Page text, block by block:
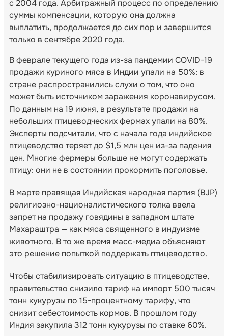
с 2004 года. Арбитражный процесс по определению
суммы компенсации, которую она должна
выплатить, продолжается до сих пор и завершится
только в сентябре 2020 года.
В феврале текущего года из-за пандемии COVID-19
продажи куриного мяса в Индии упали на 50%: в
стране распространились слухи о том, что оно
может быть источником заражения коронавирусом.
По данным на 19 июня, в результате продажи на
небольших птицеводческих фермах упали на 80%.
Эксперты подсчитали, что с начала года индийское
птицеводство теряет до $1,5 млн цен из-за падения
цен. Многие фермеры больше не могут содержать
птицу: они не в состоянии прокормить поголовье.
В марте правящая Индийская народная партия (BJP)
религиозно-националистического толка ввела
запрет на продажу говядины в западном штате
Махараштра — как мяса священного в индуизме
животного. В то же время масс-медиа объясняют
это решение попыткой поддержать птицеводство.
Чтобы стабилизировать ситуацию в птицеводстве,
правительство снизило тариф на импорт 500 тысяч
тонн кукурузы по 15-процентному тарифу, что
снизит себестоимость кормов. В прошлом году
Индия закупила 312 тонн кукурузы по ставке 60%.